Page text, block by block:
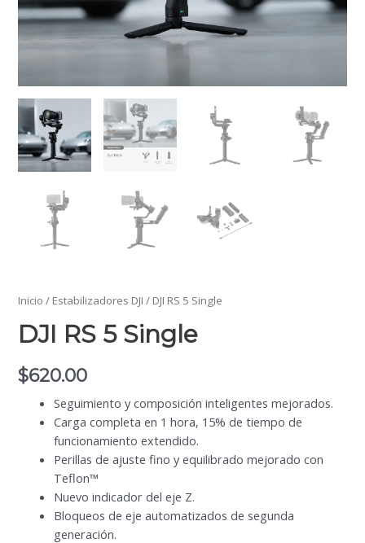
Inicio / Estabilizadores DJI / DJI RS 5 Single
DJI RS 5 Single
$620.00
Seguimiento y composición inteligentes mejorados.
Carga completa en 1 hora, 15% de tiempo de
funcionamiento extendido.
Perillas de ajuste fino y equilibrado mejorado con
Teflon™
Nuevo indicador del eje Z.
Bloqueos de eje automatizados de segunda
generación.